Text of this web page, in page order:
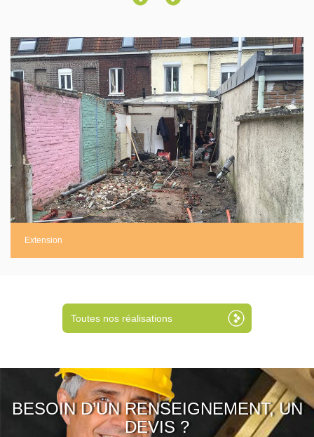
Extension
Toutes nos réalisations
BESOIN D’UN RENSEIGNEMENT, UN
DEVIS ?